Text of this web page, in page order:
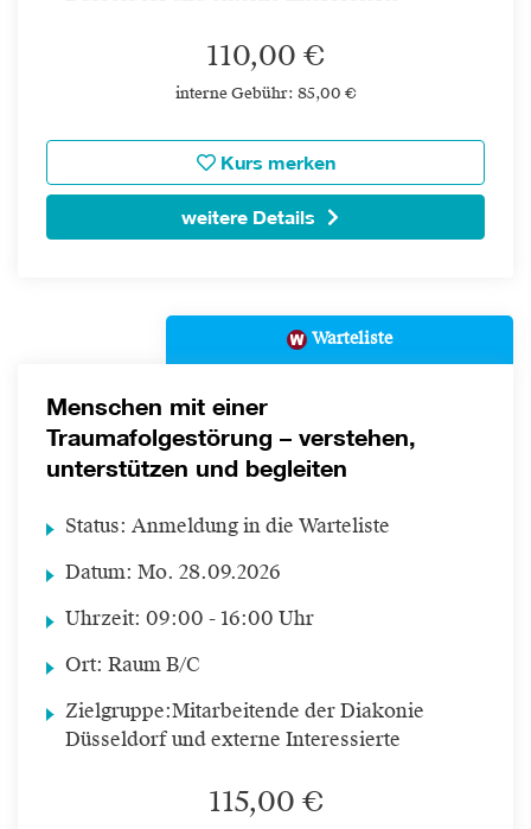
110,00 €
interne Gebühr: 85,00 €
Kurs merken
weitere Details
Warteliste
Menschen mit einer
Traumafolgestörung – verstehen,
unterstützen und begleiten
Status: Anmeldung in die Warteliste
Datum: Mo. 28.09.2026
Uhrzeit: 09:00 - 16:00 Uhr
Ort: Raum B/C
Zielgruppe:Mitarbeitende der Diakonie
Düsseldorf und externe Interessierte
115,00 €